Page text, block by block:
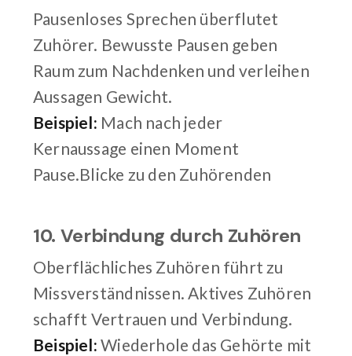
Pausenloses Sprechen überflutet
Zuhörer. Bewusste Pausen geben
Raum zum Nachdenken und verleihen
Aussagen Gewicht.
Beispiel: Mach nach jeder
Kernaussage einen Moment
Pause.Blicke zu den Zuhörenden
10. Verbindung durch Zuhören
Oberflächliches Zuhören führt zu
Missverständnissen. Aktives Zuhören
schafft Vertrauen und Verbindung.
Beispiel: Wiederhole das Gehörte mit